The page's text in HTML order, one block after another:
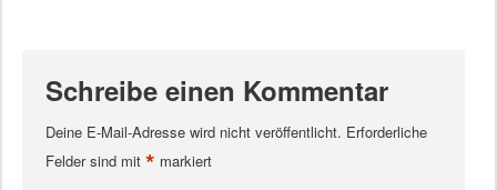
Schreibe einen Kommentar
Deine E-Mail-Adresse wird nicht veröffentlicht. Erforderliche
Felder sind mit * markiert